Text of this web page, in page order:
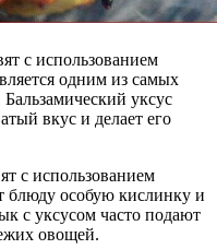
с использованием
одним из самых
уксус
вкус и делает его
с использованием
блюду особую кислинку и
с уксусом часто подают
овощей.